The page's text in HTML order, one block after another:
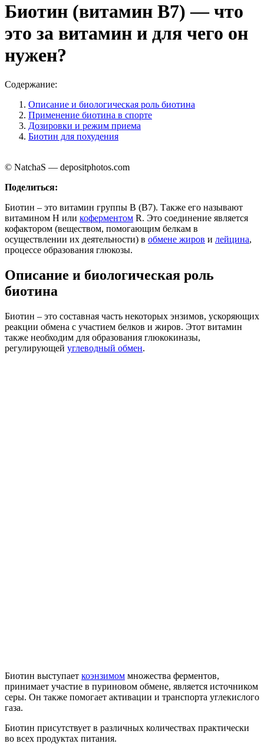
Биотин (витамин B7) — что
это за витамин и для чего он
нужен?
Содержание:
Описание и биологическая роль биотина
Применение биотина в спорте
Дозировки и режим приема
Биотин для похудения
© NatchaS — depositphotos.com
Поделиться:
Биотин – это витамин группы B (B7). Также его называют
витамином H или коферментом R. Это соединение является
кофактором (веществом, помогающим белкам в
осуществлении их деятельности) в обмене жиров и лейцина,
процессе образования глюкозы.
Описание и биологическая роль
биотина
Биотин – это составная часть некоторых энзимов, ускоряющих
реакции обмена с участием белков и жиров. Этот витамин
также необходим для образования глюкокиназы,
регулирующей углеводный обмен.
Биотин выступает коэнзимом множества ферментов,
принимает участие в пуриновом обмене, является источником
серы. Он также помогает активации и транспорта углекислого
газа.
Биотин присутствует в различных количествах практически
во всех продуктах питания.